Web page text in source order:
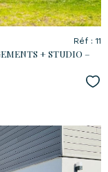
+ STUDIO –
Réf : 11